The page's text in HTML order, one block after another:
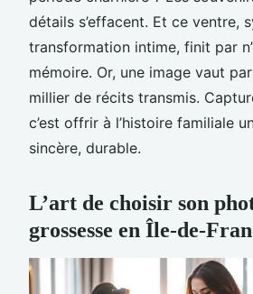
détails s’effacent. Et ce ventre,
transformation intime, finit par
mémoire. Or, une image vaut
millier de récits transmis.
c’est offrir à l’histoire familiale
sincère, durable.
L’art de choisir son
grossesse en Île-de-